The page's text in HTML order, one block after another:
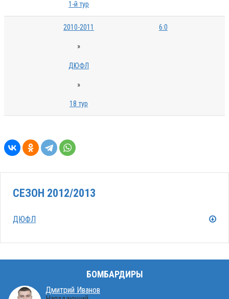
1-й тур
2010-2011
»
ДЮФЛ
»
18 тур
6:0
СЕЗОН 2012/2013
ДЮФЛ
БОМБАРДИРЫ
Дмитрий Иванов